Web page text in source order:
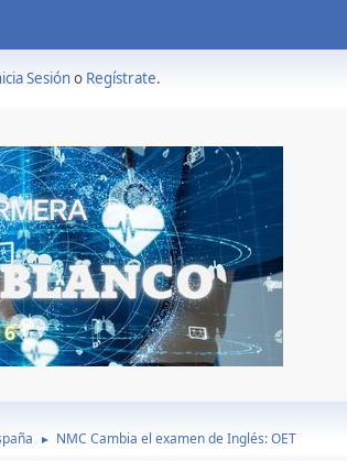
Sesióno Regístrate.
► NMC Cambia el examen de Inglés: OET